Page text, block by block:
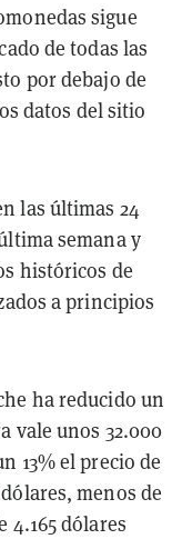
sigue
de todas las
por debajo de
datos del sitio
las últimas 24
semana y
históricos de
a principios
ha reducido un
vale unos 32.000
13% el precio de
menos de
4.165 dólares